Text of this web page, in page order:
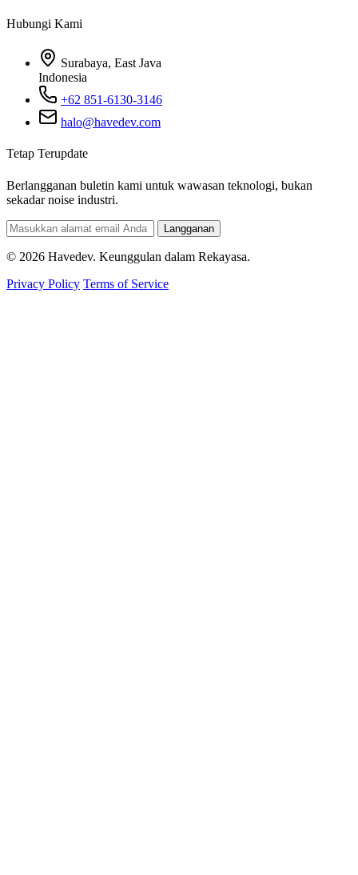
Hubungi Kami
Surabaya, East Java
Indonesia
+62 851-6130-3146
halo@havedev.com
Tetap Terupdate
Berlangganan buletin kami untuk wawasan teknologi, bukan
sekadar noise industri.
Langganan
© 2026 Havedev. Keunggulan dalam Rekayasa.
Privacy Policy Terms of Service